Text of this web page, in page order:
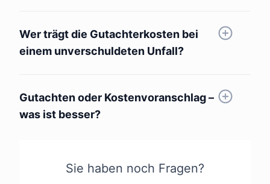
Wer trägt die Gutachterkosten bei
einem unverschuldeten Unfall?
Gutachten oder Kostenvoranschlag –
was ist besser?
Sie haben noch Fragen?